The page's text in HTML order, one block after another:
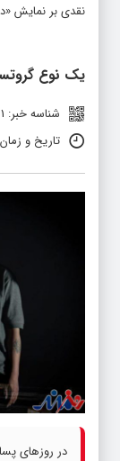
نقدی بر نمایش
یک نوع
شناسه خبر: 97801
تاریخ و زمان ارسال: 2
در روزهای